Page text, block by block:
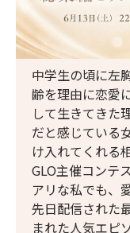
中学生の頃に左
齢を理由に恋愛
して生きてきた
だと感じている
け入れてくれる
GLO主催コンテ
アリな私でも、
先日配信された
まれた人気エピ